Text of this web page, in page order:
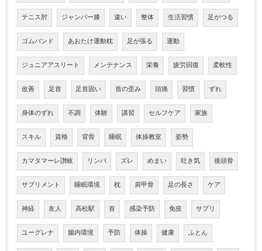
テニス肘 ジャンパー膝 違い 整体 生活習慣 足がつる
ゴムバンド あおたけ運動枕 足が張る 運動
ジュニアアスリート メンテナンス 栄養 疲労回復 柔軟性
改善 足首 足首固い 首の歪み 頭痛 習慣 ずれ
身体のずれ 不調 体験 講習 セルフケア 家族
スキル 資格 背骨 睡眠 体操教室 姿勢
カマタマーレ讃岐 リンパ ズレ めまい 吐き気 後頭骨
サプリメント 睡眠環境 枕 肩甲骨 足の長さ ケア
神経 友人 高松駅 首 感染予防 免疫 サプリ
ユーグレナ 腸内環境 予防 体操 健康 ふとん